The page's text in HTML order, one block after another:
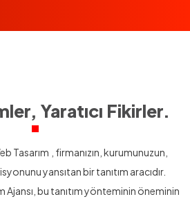
Yaratıcı Fikirler.
Tasarım
, firmanızın, kurumunuzun,
yansıtan bir tanıtım aracıdır.
Ajansı , bu tanıtım yönteminin öneminin